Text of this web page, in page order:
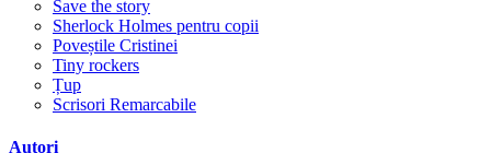
Save the story
Sherlock Holmes pentru copii
Poveștile Cristinei
Tiny rockers
Țup
Scrisori Remarcabile
Autori